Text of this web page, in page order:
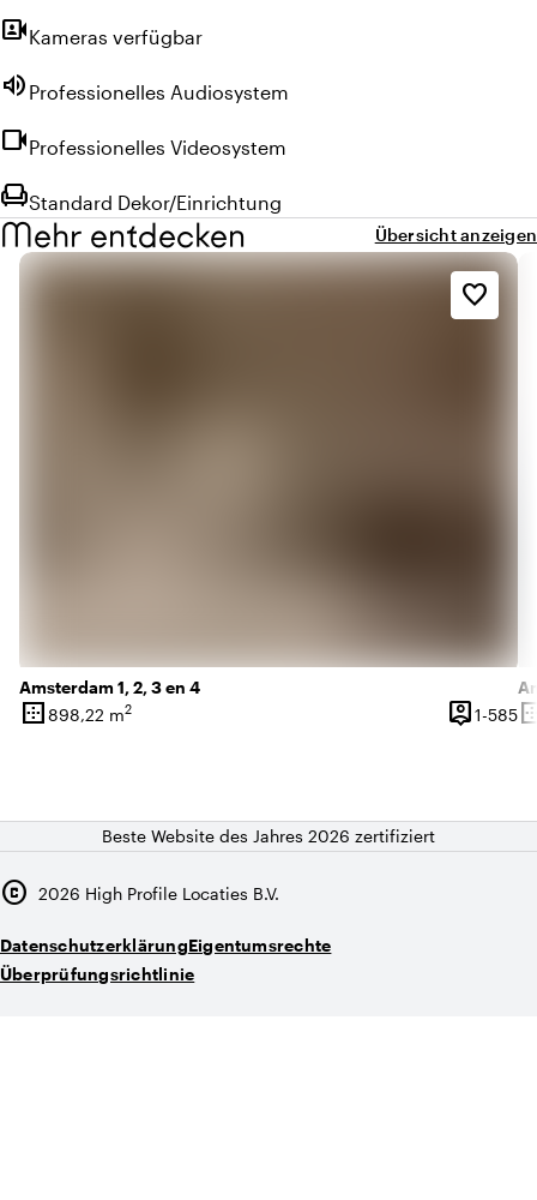
video_camera_frontKameras verfügbar
volume_up Professionelles Audiosystem
videocamProfessionelles Videosystem
chairStandard Dekor/Einrichtung
Mehr entdecken Übersicht anzeigen
Amsterdam 1, 2, 3 en 4
border_outer
Oberfläche
898,22 m2 person_pin
Kapazität
1-5851
favorite_border
Beste Website des Jahres 2026 zertifiziert
copyright 2026 High Profile Locaties B.V.
DatenschutzerklärungEigentumsrechte
Überprüfungsrichtlinie